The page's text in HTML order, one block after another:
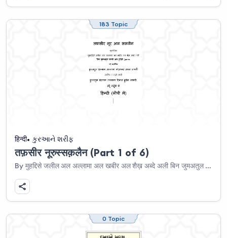
183 Topic
हिन्दी કુરઆને શરીફ
तफ़सीर नूरुस्सक़लैन (Part 1 of 6)
By मुहद्दिसे जलील अल अल्लामा अल खबीर अल शैख़ अब्दे अली बिन जुमअतुल उरूसी अल हुवैज़ी (क़ुदस सि).
0 Topic